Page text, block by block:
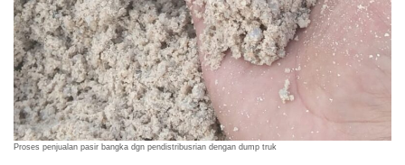
Proses penjualan pasir bangka dgn pendistribusrian dengan dump truk